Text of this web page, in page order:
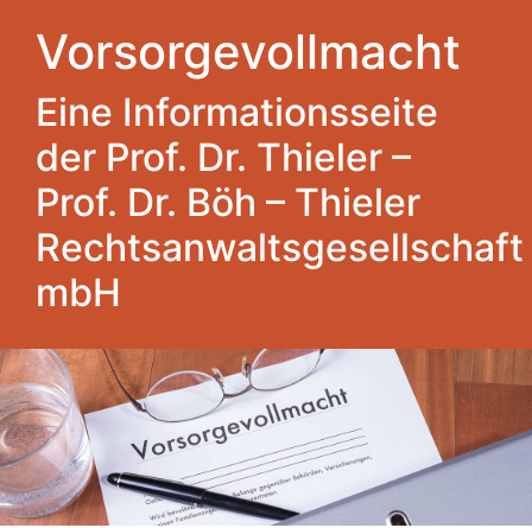
Vorsorgevollmacht
Eine Informationsseite
der Prof. Dr. Thieler –
Prof. Dr. Böh – Thieler
Rechtsanwaltsgesellschaft
mbH